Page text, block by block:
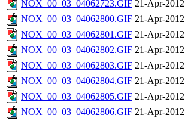
NOX_00_03_04062723.GIF 21-Apr-
NOX_00_03_04062800.GIF 21-Apr-
NOX_00_03_04062801.GIF 21-Apr-
NOX_00_03_04062802.GIF 21-Apr-
NOX_00_03_04062803.GIF 21-Apr-
NOX_00_03_04062804.GIF 21-Apr-
NOX_00_03_04062805.GIF 21-Apr-
NOX_00_03_04062806.GIF 21-Apr-